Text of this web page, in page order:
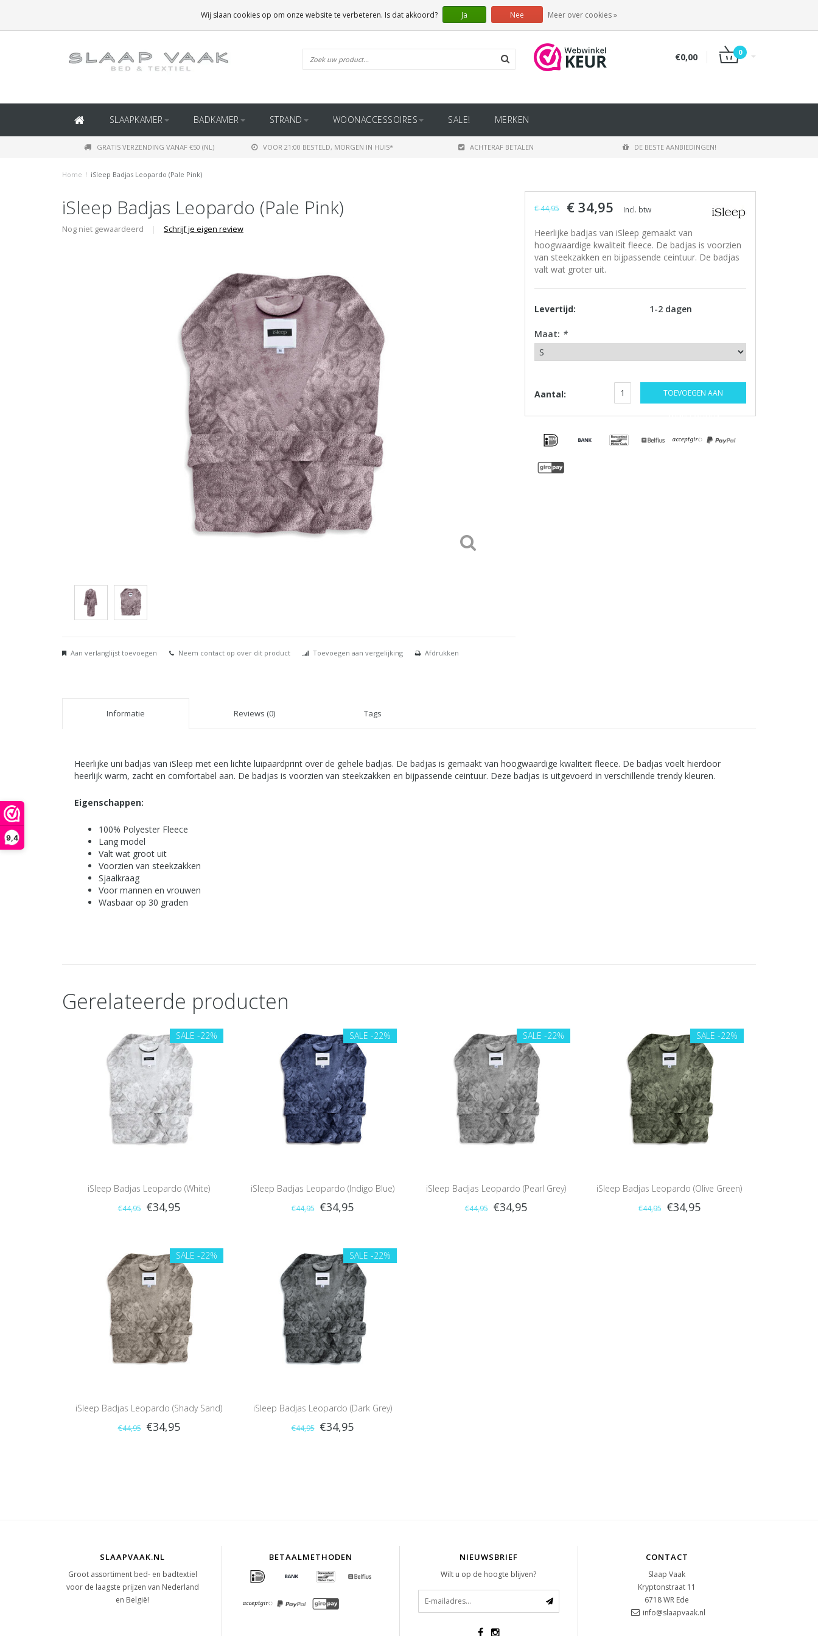
9,4
(BINNEN BELGIË)
€0,00 0
SLAAPKAMER BADKAMER STRAND WOONACCESSOIRES SALE! MERKEN
GRATIS VERZENDING VANAF €50 (NL) VOOR 21:00 BESTELD, MORGEN IN HUIS* ACHTERAF BETALEN DE BESTE AANBIEDINGEN!
Home / iSleep Badjas Leopardo (Pale Pink)
iSleep Badjas Leopardo (Pale Pink)
Nog niet gewaardeerd | Schrijf je eigen review
Aan verlanglijst toevoegen Neem contact op over dit product Toevoegen aan vergelijking Afdrukken
€ 44,95 € 34,95 Incl. btw
Heerlijke badjas van iSleep gemaakt van
hoogwaardige kwaliteit fleece. De badjas is voorzien
van steekzakken en bijpassende ceintuur. De badjas
valt wat groter uit.
Levertijd: 1-2 dagen
Maat: *
Aantal: TOEVOEGEN AAN
WINKELWAGEN
Informatie Reviews (0) Tags
Heerlijke uni badjas van iSleep met een lichte luipaardprint over de gehele badjas. De badjas is gemaakt van hoogwaardige kwaliteit fleece. De badjas voelt hierdoor
heerlijk warm, zacht en comfortabel aan. De badjas is voorzien van steekzakken en bijpassende ceintuur. Deze badjas is uitgevoerd in verschillende trendy kleuren.
Eigenschappen:
100% Polyester Fleece
Lang model
Valt wat groot uit
Voorzien van steekzakken
Sjaalkraag
Voor mannen en vrouwen
Wasbaar op 30 graden
Gerelateerde producten
SALE -22%
iSleep Badjas Leopardo (White)
€44,95 €34,95
SALE -22%
iSleep Badjas Leopardo (Indigo Blue)
€44,95 €34,95
SALE -22%
iSleep Badjas Leopardo (Pearl Grey)
€44,95 €34,95
SALE -22%
iSleep Badjas Leopardo (Olive Green)
€44,95 €34,95
SALE -22%
iSleep Badjas Leopardo (Shady Sand)
€44,95 €34,95
SALE -22%
iSleep Badjas Leopardo (Dark Grey)
€44,95 €34,95
SLAAPVAAK.NL
Groot assortiment bed- en badtextiel
voor de laagste prijzen van Nederland
en België!
BETAALMETHODEN NIEUWSBRIEF
Wilt u op de hoogte blijven?
CONTACT
Slaap Vaak
Kryptonstraat 11
6718 WR Ede
info@slaapvaak.nl
Wij slaan cookies op om onze website te verbeteren. Is dat akkoord? Ja Nee Meer over cookies »